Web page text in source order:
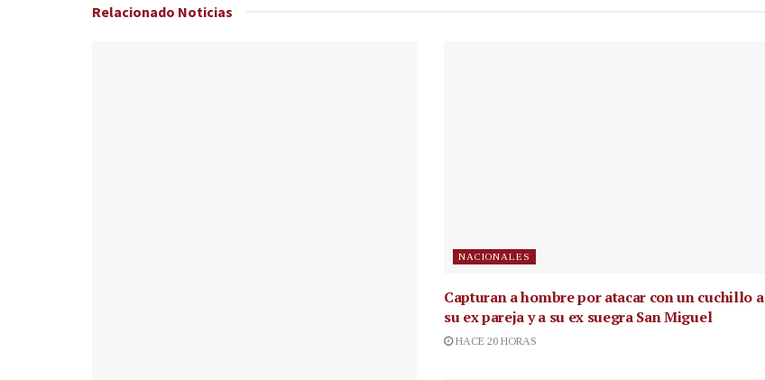
Relacionado Noticias
NACIONALES
Capturan a hombre por atacar con un cuchillo a
su ex pareja y a su ex suegra San Miguel
HACE 20 HORAS